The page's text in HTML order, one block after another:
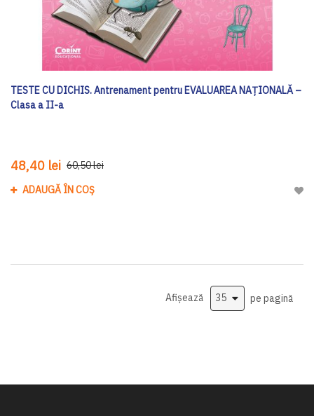
TESTE CU DICHIS. Antrenament pentru EVALUAREA NAȚIONALĂ –
Clasa a II-a
48,40 lei 60,50 lei
ADAUGĂ ÎN COȘ
Afișează pe pagină